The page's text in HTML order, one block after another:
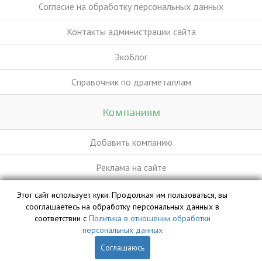
Согласие на обработку персональных данных
Контакты администрации сайта
ЭкоБлог
Справочник по драгметаллам
Компаниям
Добавить компанию
Реклама на сайте
База данных сайта vyvoz.org является интеллектуальной
собственностью ООО «Профит» и охраняется законом.
Этот сайт использует куки. Продолжая им пользоваться, вы
сооглашаетесь на обработку персональных данных в
соответствии с Политика в отношении обработки
персональных данных
Соглашаюсь